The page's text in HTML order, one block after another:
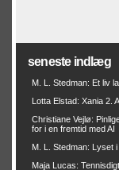
seneste indlæg
M. L. Stedman: Et liv
Lotta Elstad: Xania 2.
Christiane Vejlø:
for i en fremtid med AI
M. L. Stedman: Lyset
Maja Lucas: